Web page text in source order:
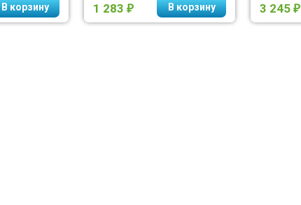
1 283 ₽ 3 245 ₽